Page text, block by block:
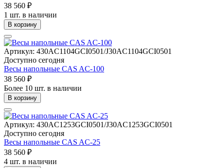
38 560 ₽
1 шт. в наличии
В корзину
Артикул: 430AC1104GCI0501/J30AC1104GCI0501
Доступно сегодня
Весы напольные CAS AC-100
38 560 ₽
Более 10 шт. в наличии
В корзину
Артикул: 430AC1253GCI0501/J30AC1253GCI0501
Доступно сегодня
Весы напольные CAS AC-25
38 560 ₽
4 шт. в наличии